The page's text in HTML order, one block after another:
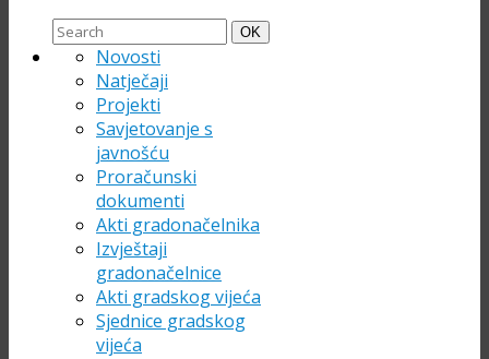
Search
for:
Search
OK
Novosti
Natječaji
Projekti
Savjetovanje s
javnošću
Proračunski
dokumenti
Akti gradonačelnika
Izvještaji
gradonačelnice
Akti gradskog vijeća
Sjednice gradskog
vijeća